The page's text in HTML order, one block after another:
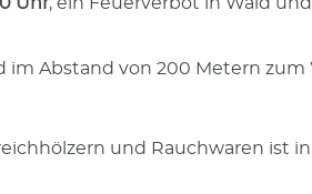
im Abstand von 200 Metern zum
und Rauchwaren ist